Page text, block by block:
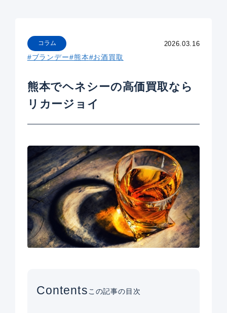
2026.03.16
コラム
#ブランデー#熊本#お酒買取
熊本でヘネシーの高価買取なら
リカージョイ
Contentsこの記事の目次